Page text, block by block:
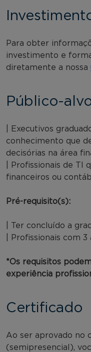
Para obter
investimento e
diretamente a nossa
Público-
| Executivos
conhecimento que
decisórias na área
| Profissionais de TI
financeiros ou
Pré-requisito(s):
| Ter concluído a
| Profissionais com
*Os requisitos
experiência
Certificado
Ao ser aprovado no
(semipresencial),